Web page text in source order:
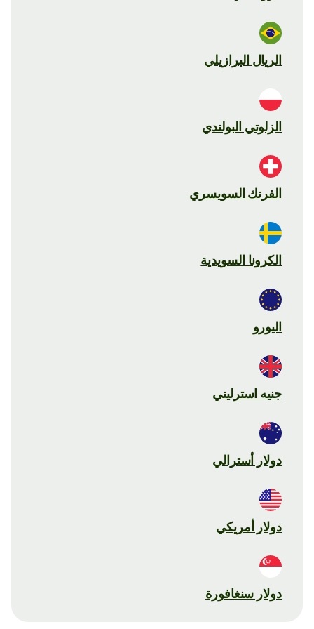
الريال البرازيلي
الزلوتي البولندي
الفرنك السويسري
الكرونا السويدية
اليورو
جنيه استرليني
دولار أسترالي
دولار أمريكي
دولار سنغافورة